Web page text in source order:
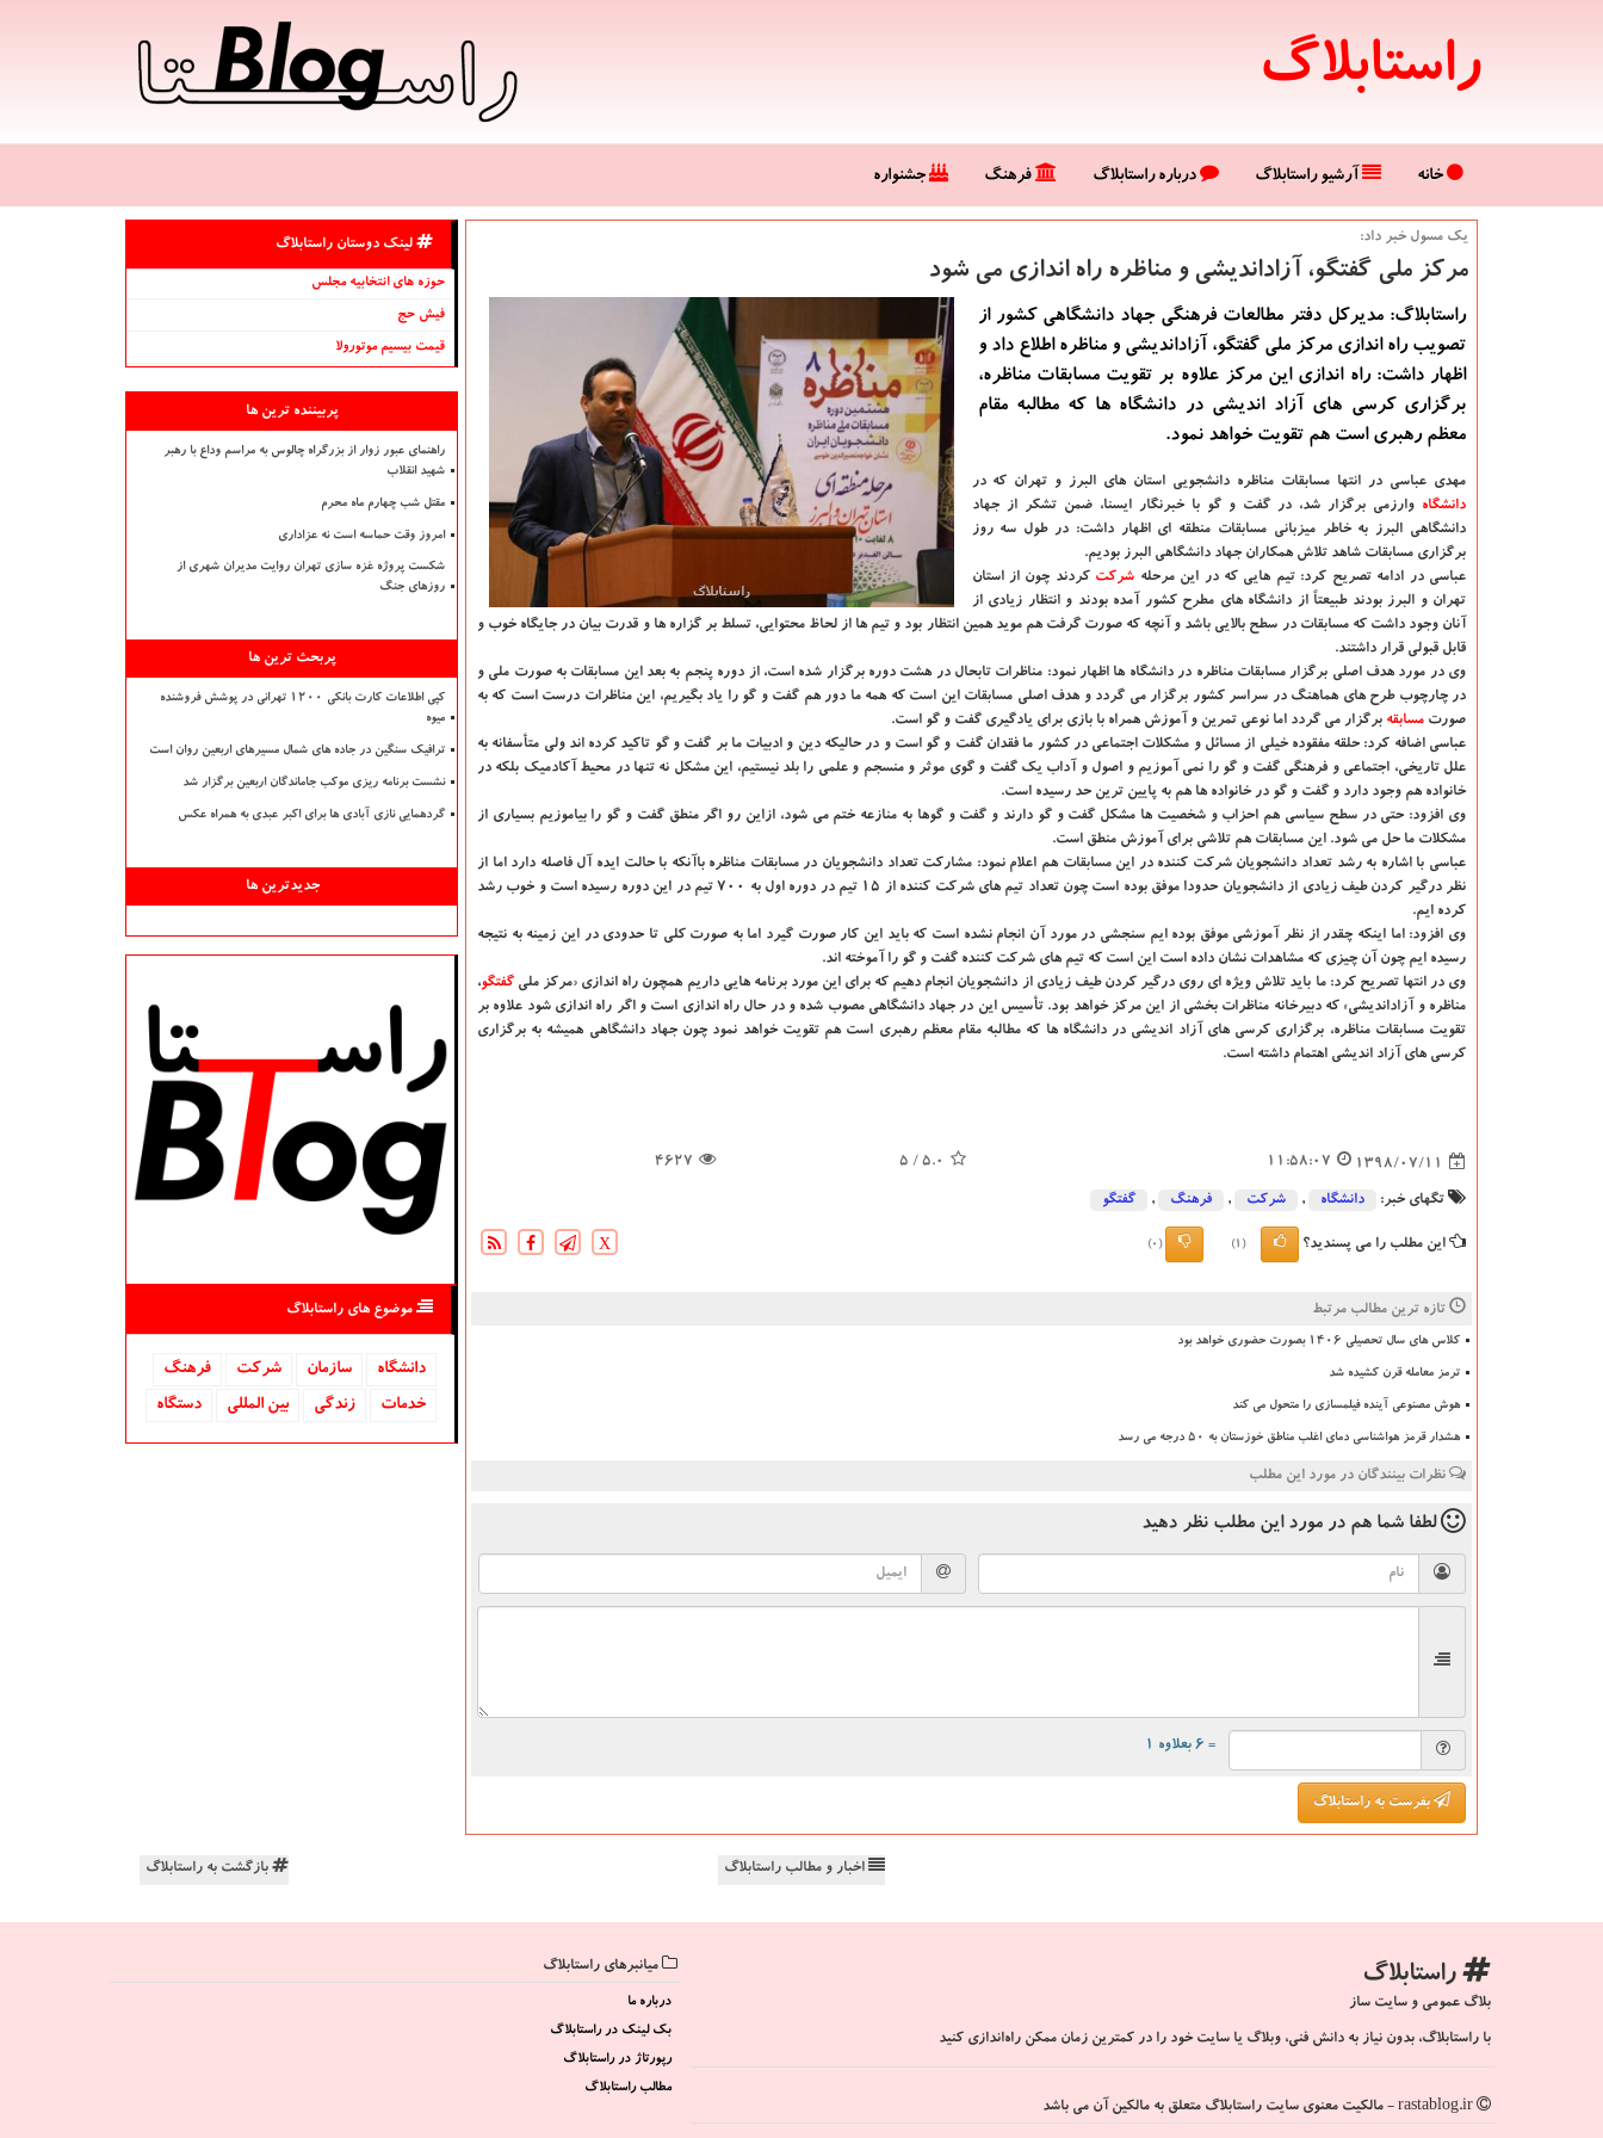
راستابلاگ
خانه آرشیو راستابلاگ درباره راستابلاگ فرهنگ جشنواره
یك مسول خبر داد:
مركز ملی گفتگو، آزاداندیشی و مناظره راه اندازی می شود
راستابلاگ: مدیركل دفتر مطالعات فرهنگی جهاد دانشگاهی كشور از
تصویب راه اندازی مركز ملی گفتگو، آزاداندیشی و مناظره اطلاع داد و
اظهار داشت: راه اندازی این مركز علاوه بر تقویت مسابقات مناظره،
برگزاری كرسی های آزاد اندیشی در دانشگاه ها كه مطالبه مقام
معظم رهبری است هم تقویت خواهد نمود.
مهدی عباسی در انتها مسابقات مناظره دانشجویی استان های البرز و تهران كه در
دانشگاه‌ وارزمی برگزار شد، در گفت و گو با خبرنگار ایسنا، ضمن تشكر از جهاد
دانشگاهی البرز به خاطر میزبانی مسابقات منطقه ای اظهار داشت: در طول سه روز
برگزاری مسابقات شاهد تلاش همكاران جهاد دانشگاهی البرز بودیم.
عباسی در ادامه تصریح كرد: تیم هایی كه در این مرحله شركت كردند چون از استان
تهران و البرز بودند طبیعتاً از دانشگاه های مطرح كشور آمده بودند و انتظار زیادی از
آنان وجود داشت كه مسابقات در سطح بالایی باشد و آنچه كه صورت گرفت هم موید همین انتظار بود و تیم ها از لحاظ محتوایی، تسلط بر گزاره ها و قدرت بیان در جایگاه خوب و
قابل قبولی قرار داشتند.
وی در مورد هدف اصلی برگزار مسابقات مناظره در دانشگاه ها اظهار نمود: مناظرات تابحال در هشت دوره برگزار شده است، از دوره پنجم به بعد این مسابقات به صورت ملی و
در چارچوب طرح های هماهنگ در سراسر كشور برگزار می گردد و هدف اصلی مسابقات این است كه همه ما دور هم گفت و گو را یاد بگیریم، این مناظرات درست است كه به
صورت مسابقه برگزار می گردد اما نوعی تمرین و آموزش همراه با بازی برای یادگیری گفت و گو است.
عباسی اضافه كرد: حلقه مفقوده خیلی از مسائل و مشكلات اجتماعی در كشور ما فقدان گفت و گو است و در حالیكه دین و ادبیات ما بر گفت و گو تاكید كرده اند ولی متأسفانه به
علل تاریخی، اجتماعی و فرهنگی گفت و گو را نمی آموزیم و اصول و آداب یك گفت و گوی موثر و منسجم و علمی را بلد نیستیم، این مشكل نه تنها در محیط آكادمیك بلكه در
خانواده هم وجود دارد و گفت و گو در خانواده ها هم به پایین ترین حد رسیده است.
وی افزود: حتی در سطح سیاسی هم احزاب و شخصیت ها مشكل گفت و گو دارند و گفت و گوها به منازعه ختم می شود، ازاین رو اگر منطق گفت و گو را بیاموزیم بسیاری از
مشكلات ما حل می شود. این مسابقات هم تلاشی برای آموزش منطق است.
عباسی با اشاره به رشد تعداد دانشجویان شركت كننده در این مسابقات هم اعلام نمود: مشاركت تعداد دانشجویان در مسابقات مناظره باآنكه با حالت ایده آل فاصله دارد اما از
نظر درگیر كردن طیف زیادی از دانشجویان حدودا موفق بوده است چون تعداد تیم های شركت كننده از 15 تیم در دوره اول به 700 تیم در این دوره رسیده است و خوب رشد
كرده ایم.
وی افزود: اما اینكه چقدر از نظر آموزشی موفق بوده ایم سنجشی در مورد آن انجام نشده است كه باید این كار صورت گیرد اما به صورت كلی تا حدودی در این زمینه به نتیجه
رسیده ایم چون آن چیزی كه مشاهدات نشان داده است این است كه تیم های شركت كننده گفت و گو را آموخته اند.
وی در انتها تصریح كرد: ما باید تلاش ویژه ای روی درگیر كردن طیف زیادی از دانشجویان انجام دهیم كه برای این مورد برنامه هایی داریم همچون راه اندازی «مركز ملی گفتگو،
مناظره و آزاداندیشی» كه دبیرخانه مناظرات بخشی از این مركز خواهد بود. تأسیس این در جهاد دانشگاهی مصوب شده و در حال راه اندازی است و اگر راه اندازی شود علاوه بر
تقویت مسابقات مناظره، برگزاری كرسی های آزاد اندیشی در دانشگاه ها كه مطالبه مقام معظم رهبری است هم تقویت خواهد نمود چون جهاد دانشگاهی همیشه به برگزاری
كرسی های آزاد اندیشی اهتمام داشته است.
1398/07/11
11:58:07
5.0
/ 5
4627
تگهای خبر: دانشگاه‌ , شركت , فرهنگ , گفتگو
این مطلب را می پسندید؟ (1)
(0)
X
تازه ترین مطالب مرتبط
کلاس های سال تحصیلی ۱۴۰۶ بصورت حضوری خواهد بود
ترمز معامله قرن کشیده شد
هوش مصنوعی آینده فیلمسازی را متحول می کند
هشدار قرمز هواشناسی دمای اغلب مناطق خوزستان به ۵۰ درجه می رسد
نظرات بینندگان در مورد این مطلب
لطفا شما هم در مورد این مطلب نظر دهید
= ۶ بعلاوه ۱
بفرست به راستابلاگ
لینک دوستان راستابلاگ
حوزه های انتخابیه مجلس
فیش حج
قیمت بیسیم موتورولا
پربیننده ترین ها
راهنمای عبور زوار از بزرگراه چالوس به مراسم وداع با رهبر
شهید انقلاب
مقتل شب چهارم ماه محرم
امروز وقت حماسه است نه عزاداری
شکست پروژه غزه سازی تهران روایت مدیران شهری از
روزهای جنگ
پربحث ترین ها
کپی اطلاعات کارت بانکی ۱۲۰۰ تهرانی در پوشش فروشنده
میوه
ترافیک سنگین در جاده های شمال مسیرهای اربعین روان است
نشست برنامه ریزی موکب جاماندگان اربعین برگزار شد
گردهمایی نازی آبادی ها برای اکبر عبدی به همراه عکس
جدیدترین ها
موضوع های راستابلاگ
دانشگاه‌ سازمان شركت
فرهنگ
خدمات
زندگی بین المللی دستگاه
اخبار و مطالب راستابلاگ بازگشت به راستابلاگ
راستابلاگ
بلاگ عمومی و سایت ساز
با راستابلاگ، بدون نیاز به دانش فنی، وبلاگ یا سایت خود را در کمترین زمان ممکن راه‌اندازی کنید
میانبرهای راستابلاگ
درباره ما
بک لینک در راستابلاگ
رپورتاژ در راستابلاگ
مطالب راستابلاگ